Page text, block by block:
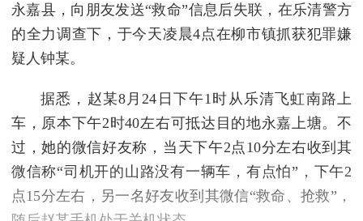
永嘉县，向朋友发送“救命”信息后失联，在乐清警方
的全力调查下，于今天凌晨4点在柳市镇抓获犯罪嫌
疑人钟某。
据悉，赵某8月24日下午1时从乐清飞虹南路上
车，原本下午2时40左右可抵达目的地永嘉上塘。不
过，她的微信好友称，当天下午2点10分左右收到其
微信称“司机开的山路没有一辆车，有点怕”，下午2
点15分左右，另一名好友收到其微信“救命、抢救”，